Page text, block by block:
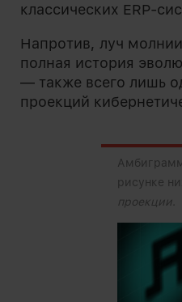
классических ERP-
Напротив, луч
полная история
— также всего лишь
проекций
рисунке
проекции.